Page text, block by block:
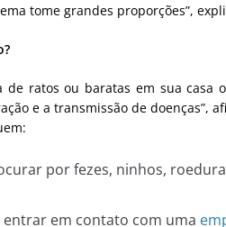
tome grandes proporções”,
de ratos ou baratas em sua casa
e a transmissão de doenças”,
por fezes, ninhos,
em contato com uma